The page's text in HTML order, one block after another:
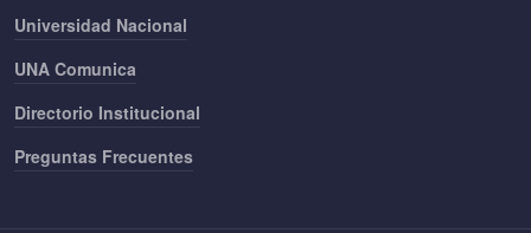
Universidad Nacional
UNA Comunica
Directorio Institucional
Preguntas Frecuentes